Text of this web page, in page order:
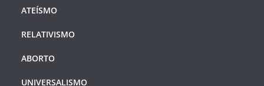
ATEÍSMO
RELATIVISMO
ABORTO
UNIVERSALISMO